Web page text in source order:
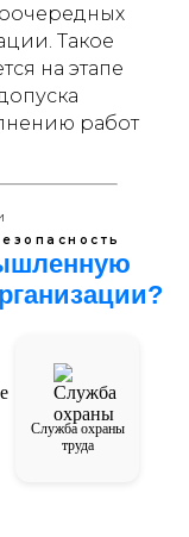
Такое
на этапе
работ
Служба охраны
труда